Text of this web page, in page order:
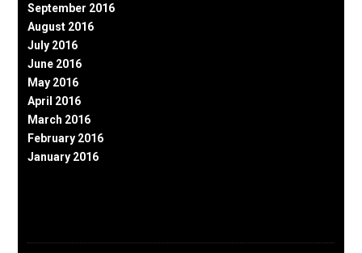
September 2016
August 2016
July 2016
June 2016
May 2016
April 2016
March 2016
February 2016
January 2016